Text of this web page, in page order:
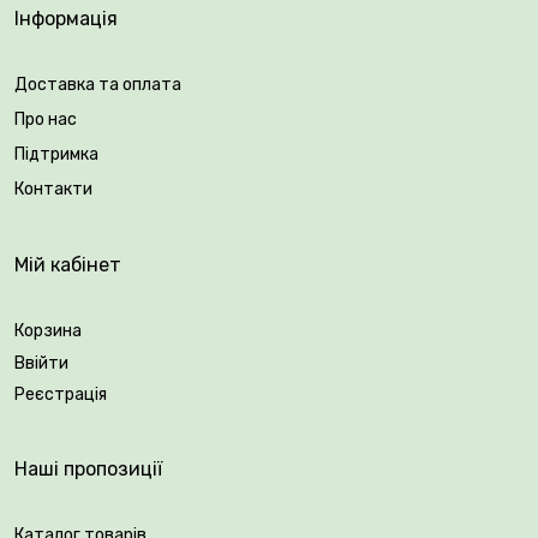
ніжними весняними барвами.
🪴 Купуйте цибулини мускарі в Плантації Рослин Вовк
Інформація
Доставка та оплата
Про нас
Підтримка
Контакти
Мій кабінет
Корзина
Ввійти
Реєстрація
Наші пропозиції